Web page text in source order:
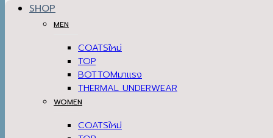
SHOP
MEN
COATS
TOP
BOTTOM
THERMAL UNDERWEAR
WOMEN
COATS